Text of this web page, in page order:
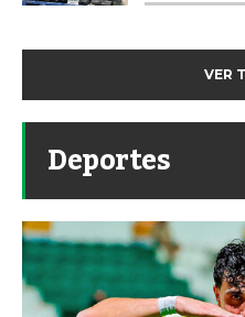
VER
Deportes